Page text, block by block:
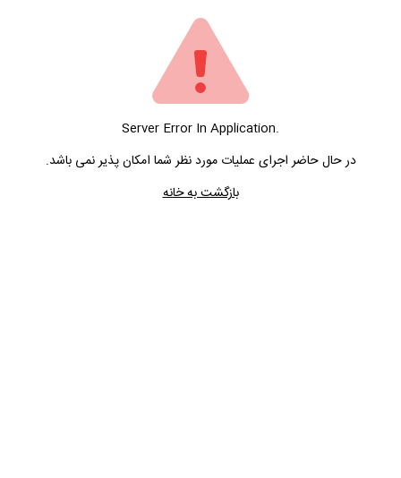
Server Error In Application.
در حال حاضر اجرای عملیات مورد نظر شما امکان پذیر نمی باشد.
بازگشت به خانه